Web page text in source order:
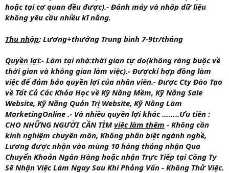
hoặc tại cơ quan đều được).- Đánh máy và nhâp dữ liệu
không yêu cầu nhiều kĩ năng.
Thu nhập: Lương+thưởng Trung bình 7-9tr/tháng
Quyền lợi:- Làm tại nhà:thời gian tự do(không ràng buộc về
thời gian và không gian làm việc).- Đượckí hợp đồng làm
việcđể đảm bảo quyền lợi của nhân viên.- Được Cty Đào Tạo
về Tất Cả Các Khóa Học về Kỹ Năng Mềm, Kỹ Năng Sale
Website, Kỹ Năng Quản Trị Website, Kỹ Năng Làm
MarketingOnline .- Và nhiều quyền lợi khác ……..Ưu tiên :
CHO NHỮNG NGƯỜI CẦN TÌMviệc làm thêm - Không cần
kinh nghiệm chuyên môn, Không phân biệt ngành nghề,
Lương được nhận vào mùng 10 hàng tháng nhận Qua
Chuyển Khoản Ngân Hàng hoặc nhận Trực Tiếp tại Công Ty
Sẽ Nhận Việc Làm Ngay Sau Khi Phỏng Vấn - Không Thử Việc.